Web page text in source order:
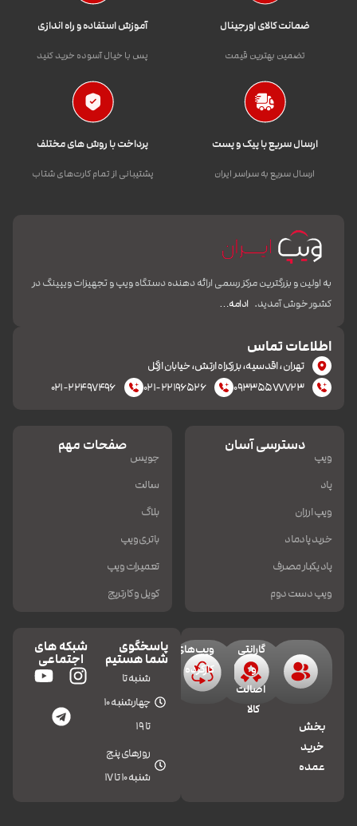
ضمانت کالای اورجینال
تضمین بهترین قیمت
آموزش استفاده و راه اندازی
پس با خیال آسوده خرید کنید
ارسال سریع با پیک و پست
ارسال سریع به سراسر ایران
پرداخت با روش های مختلف
پشتیبانی از تمام کارت‌های شتاب
به اولین و بزرگترین مرکز رسمی ارائه دهنده دستگاه ویپ و تجهیزات ویپینگ در
کشور خوش آمدید. ادامه…
اطلاعات تماس
تهران، اقدسیه، بزرکراه ارتش، خیابان ازگل
۰۹۳۳۵۵۷۷۷۲۳
۰۲۱-۲۲۱۹۶۵۲۶ ۰۲۱-۲۲۴۹۷۴۹۶
دسترسی آسان
ویپ
پاد
ویپ ارزان
خرید پادماد
پاد یکبار مصرف
ویپ دست دوم
صفحات مهم
جویس
سالت
بلاگ
باتری ویپ
تعمیرات ویپ
کویل و کارتریج
بخش
خرید
عمده
گارانتی
و
اصالت
کالا
ویپ‌های
کارکرده
پاسخگوی
شما هستیم
شنبه تا
چهارشنبه 10
تا 19
روزهای پنج
شنبه 10 تا 17
شبکه های
اجتماعی